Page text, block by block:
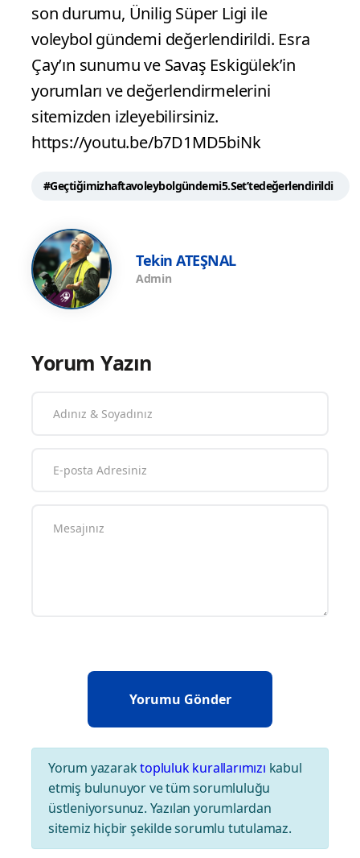
son durumu, Ünilig Süper Ligi ile
voleybol gündemi değerlendirildi. Esra
Çay’ın sunumu ve Savaş Eskigülek’in
yorumları ve değerlendirmelerini
sitemizden izleyebilirsiniz.
https://youtu.be/b7D1MD5biNk
#Geçtiğimizhaftavoleybolgündemi5.Set’tedeğerlendirildi
Tekin ATEŞNAL
Admin
Yorum Yazın
Yorum yazaraktopluluk kurallarımızı kabul
etmiş bulunuyor ve tüm sorumluluğu
üstleniyorsunuz. Yazılan yorumlardan
sitemiz hiçbir şekilde sorumlu tutulamaz.